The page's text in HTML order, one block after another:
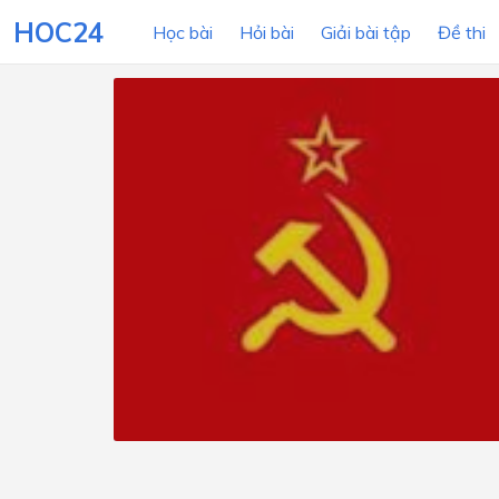
HOC24 Học bài Hỏi bài Giải bài tập Đề thi